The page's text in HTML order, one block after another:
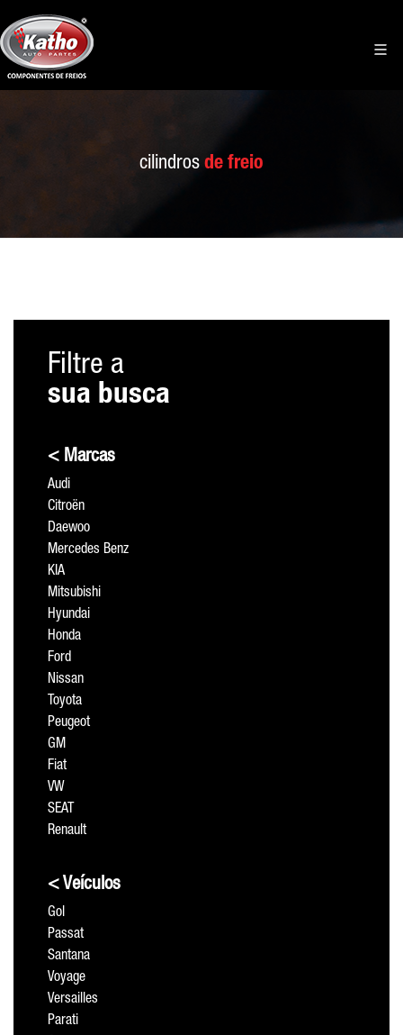
cilindros de freio
Filtre a
sua busca
< Marcas
Audi
Citroën
Daewoo
Mercedes Benz
KIA
Mitsubishi
Hyundai
Honda
Ford
Nissan
Toyota
Peugeot
GM
Fiat
VW
SEAT
Renault
< Veículos
Gol
Passat
Santana
Voyage
Versailles
Parati